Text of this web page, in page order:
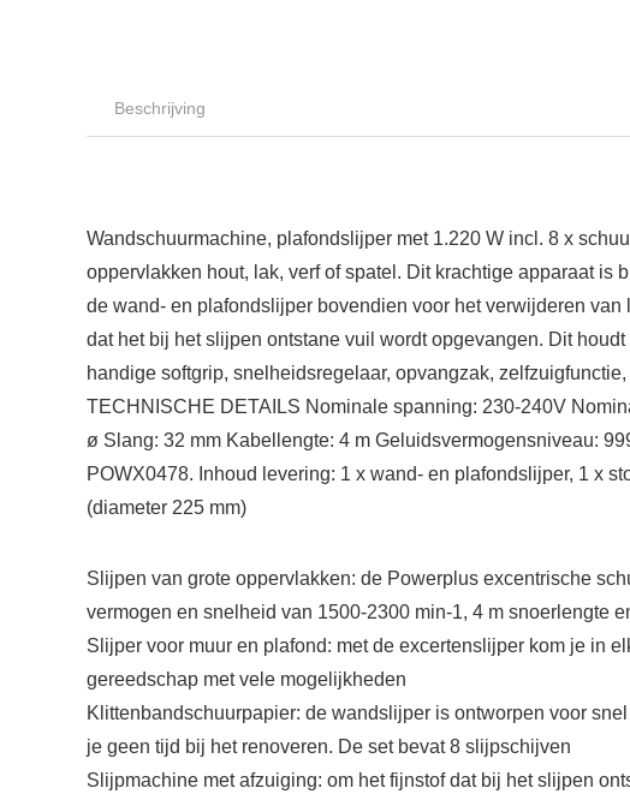
Beschrijving
Wandschuurmachine, plafondslijper met 1.220 W incl. 8 x
oppervlakken hout, lak, verf of spatel. Dit krachtige apparaat
de wand- en plafondslijper bovendien voor het verwijderen
dat het bij het slijpen ontstane vuil wordt opgevangen. Dit
handige softgrip, snelheidsregelaar, opvangzak,
TECHNISCHE DETAILS Nominale spanning: 230-240V
ø Slang: 32 mm Kabellengte: 4 m Geluidsvermogensniveau:
POWX0478. Inhoud levering: 1 x wand- en plafondslijper, 1 x
(diameter 225 mm)
Slijpen van grote oppervlakken: de Powerplus excentrische
vermogen en snelheid van 1500-2300 min-1, 4 m snoerlengte
Slijper voor muur en plafond: met de excertenslijper kom je in
gereedschap met vele mogelijkheden
Klittenbandschuurpapier: de wandslijper is ontworpen voor
je geen tijd bij het renoveren. De set bevat 8 slijpschijven
Slijpmachine met afzuiging: om het fijnstof dat bij het slijpen